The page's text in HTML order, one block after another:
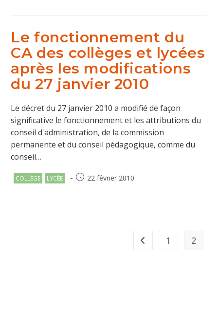
Le fonctionnement du
CA des collèges et lycées
après les modifications
du 27 janvier 2010
Le décret du 27 janvier 2010 a modifié de façon
significative le fonctionnement et les attributions du
conseil d'administration, de la commission
permanente et du conseil pédagogique, comme du
conseil…
Post
COLLÈGE LYCÉE
Publication
22 février 2010
Go to the previous page
1 2